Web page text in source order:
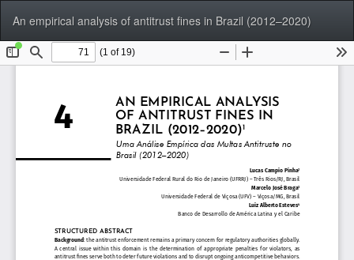
aos
Detalhes
do
Artigo
An empirical analysis of antitrust fines in Brazil (2012–2020)